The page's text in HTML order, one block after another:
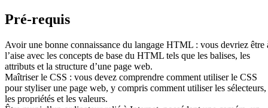
Pré-requis
Avoir une bonne connaissance du langage HTML : vous devriez être
l’aise avec les concepts de base du HTML tels que les balises, les
attributs et la structure d’une page web.
Maîtriser le CSS : vous devez comprendre comment utiliser le CSS
pour styliser une page web, y compris comment utiliser les sélecteurs,
les propriétés et les valeurs.